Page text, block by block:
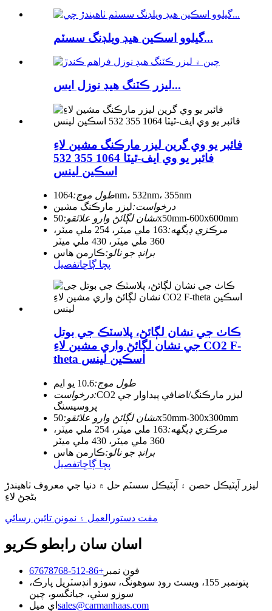
گيلوو اسڪين هيڊ ويلڊنگ سسٽم...
ليزر ڪٽنگ هيڊ نوزل ​​ايس...
فائبر يو وي گرين ليزر مارڪنگ مشين لاءِ
فائبر يو وي ايف-ٿيٽا 1064 355 532
اسڪين لينس
طول موج:1064nm، 532nm، 355nm
درخواست:ليزر مارڪنگ مشين
نشان لڳائڻ وارو علائقو:50x50mm-600x600mm
مرڪزي ڊيگهه:
163 ملي ميٽر، 254 ملي ميٽر،
360 ملي ميٽر، 430 ملي ميٽر
برانڊ جو نالو:ڪارمن هاس
پڇا ڳاڇاتفصيل
ڪاٺ جي نشان لڳائڻ، پلاسٽڪ جي بوتل
جي نشان لڳائڻ واري مشين لاءِ CO2 F-
theta اسڪين لينس
طول موج:10.6 يو ايم
درخواست:CO2 ليزر مارڪنگ/اضافي پيداوار جي
پروسيسنگ
نشان لڳائڻ وارو علائقو:50x50mm-300x300mm
مرڪزي ڊيگهه:
163 ملي ميٽر، 254 ملي ميٽر،
360 ملي ميٽر، 430 ملي ميٽر
برانڊ جو نالو:ڪارمن هاس
پڇا ڳاڇاتفصيل
ليزر آپٽيڪل حصن ۽ آپٽيڪل سسٽم حل ۾ دنيا جي معروف ٺاهيندڙ
بڻجڻ لاءِ
مفت دستورالعمل ۽ نمونن تائين رسائي
اسان سان رابطو ڪريو
فون نمبر +86-512-67678768
پتو
نمبر 155، ويسٽ روڊ سوهونگ، سوزو انڊسٽريل پارڪ،
سوزو سٽي، جيانگسو، چين
اي ميل sales@carmanhaas.com